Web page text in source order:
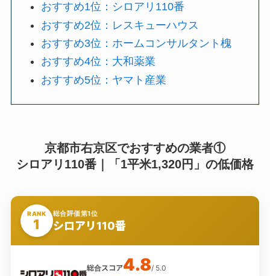
おすすめ1位：シロアリ110番
おすすめ2位：レスキューハウス
おすすめ3位：ホームコンサルタント槐
おすすめ4位：大和薬業
おすすめ5位：ヤマト産業
京都市右京区でおすすめの業者①
シロアリ110番｜「1平米1,320円」の低価格
RANK
1
総合評価第1位
シロアリ110番
総合スコア4.8/ 5.0